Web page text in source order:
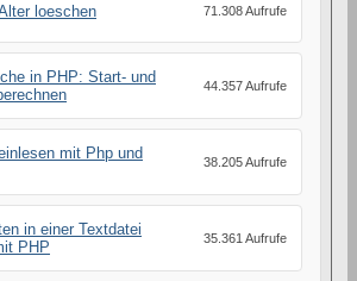
loeschen 71.308 Aufrufe
in PHP: Start- und
44.357 Aufrufe
mit Php und
38.205 Aufrufe
in einer Textdatei
PHP
35.361 Aufrufe